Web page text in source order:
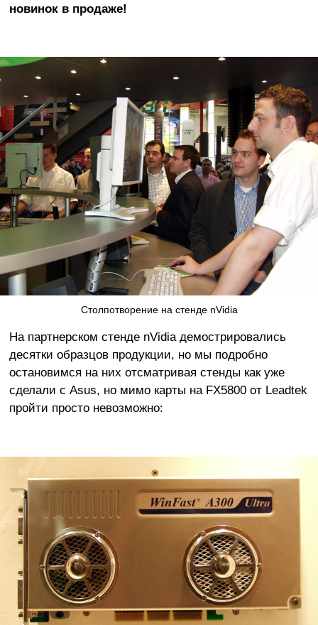
новинок в продаже!
Столпотворение на стенде nVidia
На партнерском стенде nVidia демострировались
десятки образцов продукции, но мы подробно
остановимся на них отсматривая стенды как уже
сделали с Asus, но мимо карты на FX5800 от Leadtek
пройти просто невозможно: